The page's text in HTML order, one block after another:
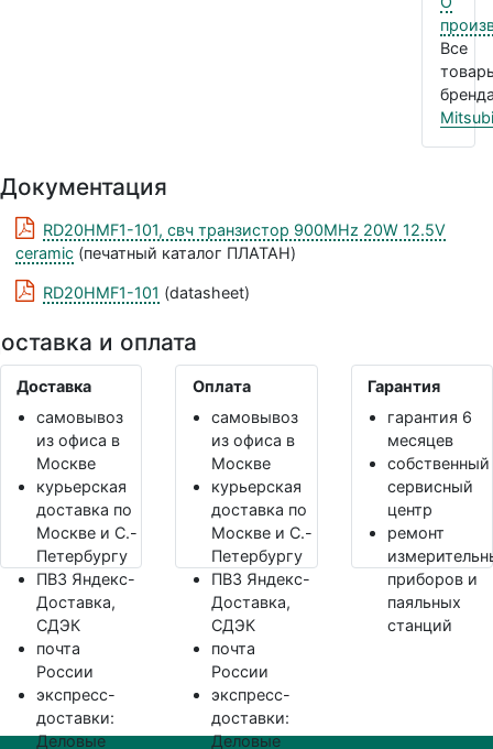
Все
Документация
RD20HMF1-101, свч транзистор 900MHz 20W 12.5V
ceramic (печатный каталог ПЛАТАН)
RD20HMF1-101 (datasheet)
и оплата
Доставка
самовывоз
из офиса в
Москве
курьерская
доставка по
Москве и С.-
Петербургу
ПВЗ Яндекс-
Доставка,
СДЭК
почта
России
экспресс-
доставки:
Деловые
Оплата
самовывоз
из офиса в
Москве
курьерская
доставка по
Москве и С.-
Петербургу
ПВЗ Яндекс-
Доставка,
СДЭК
почта
России
экспресс-
доставки:
Деловые
Гарантия
гарантия 6
месяцев
собственный
сервисный
центр
ремонт
приборов и
паяльных
станций